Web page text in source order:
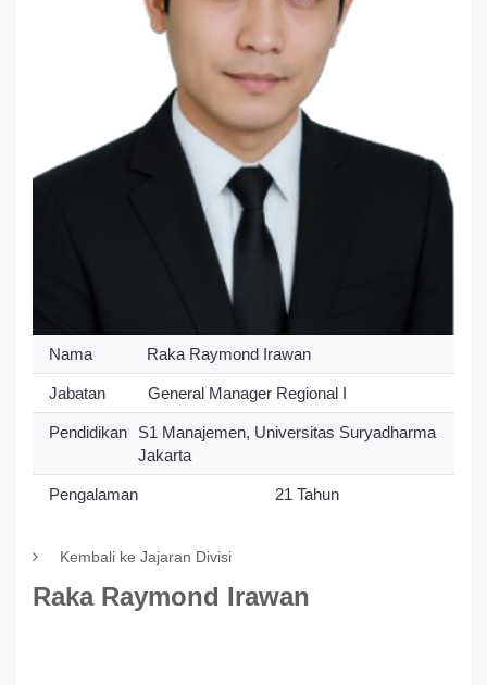
Nama Raka Raymond Irawan
Jabatan General Manager Regional I
Pendidikan
S1 Manajemen, Universitas Suryadharma
Jakarta
Pengalaman 21 Tahun
Kembali ke Jajaran Divisi
Raka Raymond Irawan